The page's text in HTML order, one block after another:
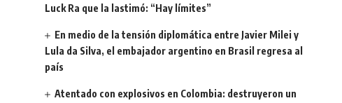
Luck Ra que la lastimó: “Hay límites”
En medio de la tensión diplomática entre Javier Milei y
Lula da Silva, el embajador argentino en Brasil regresa al
país
Atentado con explosivos en Colombia: destruyeron un